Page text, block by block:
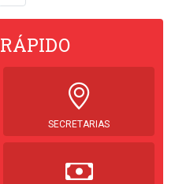
RÁPIDO
SECRETARIAS